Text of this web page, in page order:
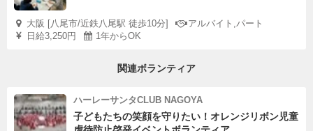
大阪 [八尾市/近鉄八尾駅 徒歩10分]
アルバイト,パート
日給3,250円
1年からOK
関連ボランティア
ハーレーサンタCLUB NAGOYA
子どもたちの笑顔を守りたい！オレンジリボン児童